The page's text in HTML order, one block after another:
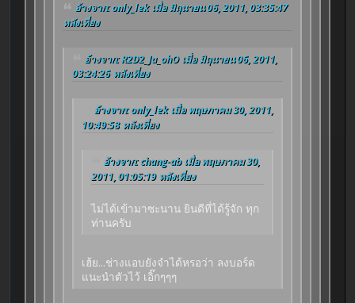
อ้างจาก: only_lek เมื่อ มิถุนายน 06, 2011, 03:35:47
หลังเที่ยง
อ้างจาก: R2D2_Ja_ohO เมื่อ มิถุนายน 06, 2011,
03:24:26 หลังเที่ยง
อ้างจาก: only_lek เมื่อ พฤษภาคม 30, 2011,
10:49:58 หลังเที่ยง
อ้างจาก: chang-ab เมื่อ พฤษภาคม 30,
2011, 01:05:19 หลังเที่ยง
ไม่ได้เข้ามาซะนาน ยินดีที่ได้รู้จัก ทุก
ท่านครับ
เฮ้ย...ช่างแอบยังจำได้หรอว่า ลงบอร์ด
แนะนำตัวไว้ เอิ๊กๆๆๆ